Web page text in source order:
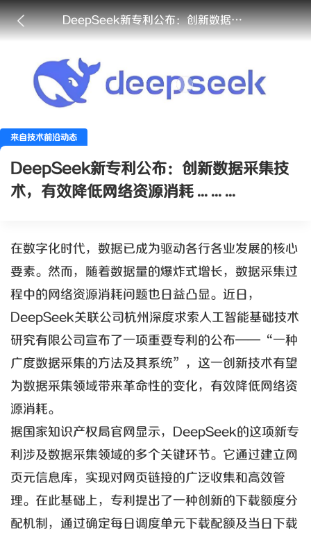
DeepSeek新专利公布：创新数据采集技术，有效降低网络资源消耗 ... ... ...
来自技术前沿动态
DeepSeek新专利公布：创新数据采集技
术，有效降低网络资源消耗 ... ... ...
在数字化时代，数据已成为驱动各行各业发展的核心
要素。然而，随着数据量的爆炸式增长，数据采集过
程中的网络资源消耗问题也日益凸显。近日，
DeepSeek关联公司杭州深度求索人工智能基础技术
研究有限公司宣布了一项重要专利的公布——“一种
广度数据采集的方法及其系统”，这一创新技术有望
为数据采集领域带来革命性的变化，有效降低网络资
源消耗。
据国家知识产权局官网显示，DeepSeek的这项新专
利涉及数据采集领域的多个关键环节。它通过建立网
页元信息库，实现对网页链接的广泛收集和高效管
理。在此基础上，专利提出了一种创新的下载额度分
配机制，通过确定每日调度单元下载配额及当日下载